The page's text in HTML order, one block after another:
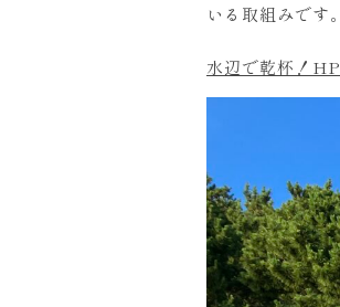
いる取組みです。
水辺で乾杯！HP